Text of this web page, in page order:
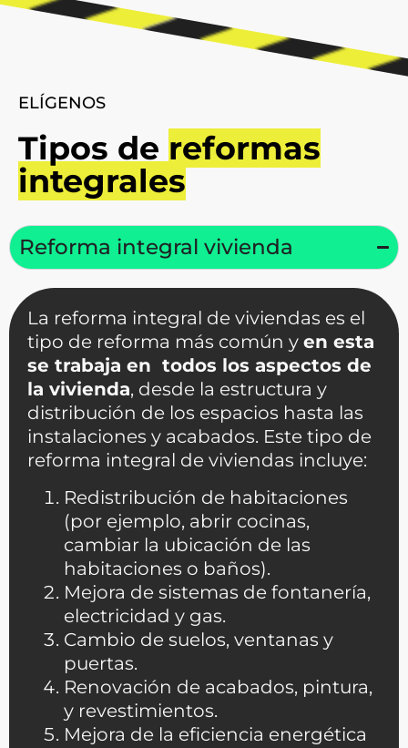
ELÍGENOS
Tipos de reformas
integrales
Reforma integral vivienda
La reforma integral de viviendas es el
tipo de reforma más común y en esta
se trabaja en todos los aspectos de
la vivienda, desde la estructura y
distribución de los espacios hasta las
instalaciones y acabados. Este tipo de
reforma integral de viviendas incluye:
Redistribución de habitaciones
(por ejemplo, abrir cocinas,
cambiar la ubicación de las
habitaciones o baños).
Mejora de sistemas de fontanería,
electricidad y gas.
Cambio de suelos, ventanas y
puertas.
Renovación de acabados, pintura,
y revestimientos.
Mejora de la eficiencia energética